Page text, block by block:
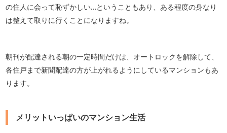
の住人に会って恥ずかしい…ということもあり、ある程度の身なり
は整えて取りに行くことになりますね。
朝刊が配達される朝の一定時間だけは、オートロックを解除して、
各住戸まで新聞配達の方が上がれるようにしているマンションもあ
ります。
メリットいっぱいのマンション生活